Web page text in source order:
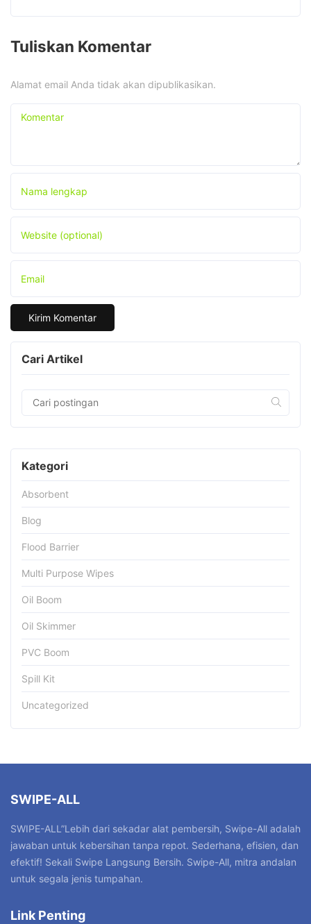
Tuliskan Komentar
Alamat email Anda tidak akan dipublikasikan.
Komentar
Nama lengkap
Website (optional)
Email
Cari Artikel
Kategori
Absorbent
Blog
Flood Barrier
Multi Purpose Wipes
Oil Boom
Oil Skimmer
PVC Boom
Spill Kit
Uncategorized
SWIPE-ALL
SWIPE-ALL”Lebih dari sekadar alat pembersih, Swipe-All adalah
jawaban untuk kebersihan tanpa repot. Sederhana, efisien, dan
efektif! Sekali Swipe Langsung Bersih. Swipe-All, mitra andalan
untuk segala jenis tumpahan.
Link Penting